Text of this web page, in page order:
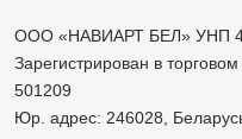
ООО «НАВИАРТ БЕЛ» УНП
Зарегистрирован в
501209
Юр. адрес: 246028,